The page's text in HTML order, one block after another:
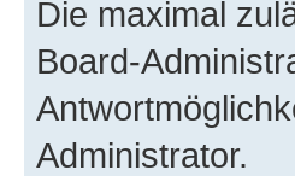
Die maximal
Board-
Administrator.